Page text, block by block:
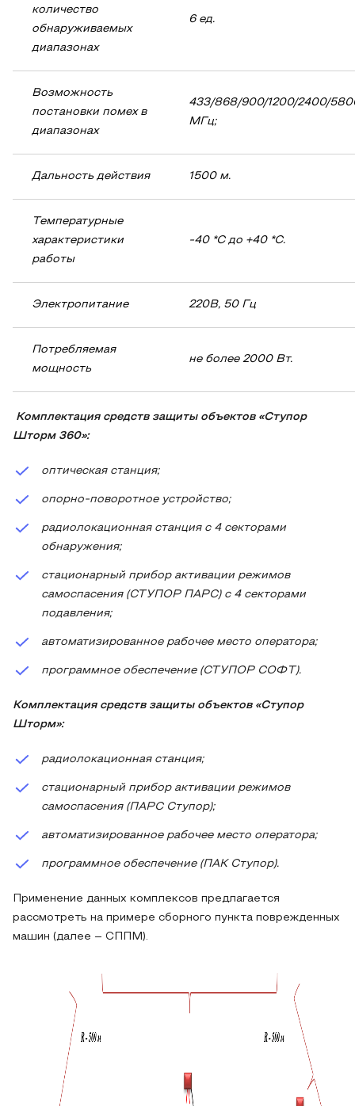
количество
обнаруживаемых
диапазонах
6 ед.
Возможность
постановки помех в
диапазонах
433/868/900/1200/2400/
МГц;
Дальность действия 1500 м.
Температурные
характеристики
работы
-40 *С до +40 *C.
Электропитание 220В, 50 Гц
Потребляемая
мощность
не более 2000 Вт.
Комплектация средств защиты объектов «Ступор
Шторм 360»:
оптическая станция;
опорно-поворотное устройство;
радиолокационная станция с 4 секторами
обнаружения;
стационарный прибор активации режимов
самоспасения (СТУПОР ПАРС) с 4 секторами
подавления;
автоматизированное рабочее место оператора;
программное обеспечение (СТУПОР СОФТ).
Комплектация средств защиты объектов «Ступор
Шторм»:
радиолокационная станция;
стационарный прибор активации режимов
самоспасения (ПАРС Ступор);
автоматизированное рабочее место оператора;
программное обеспечение (ПАК Ступор).
Применение данных комплексов предлагается
рассмотреть на примере сборного пункта поврежденных
машин (далее – СППМ).